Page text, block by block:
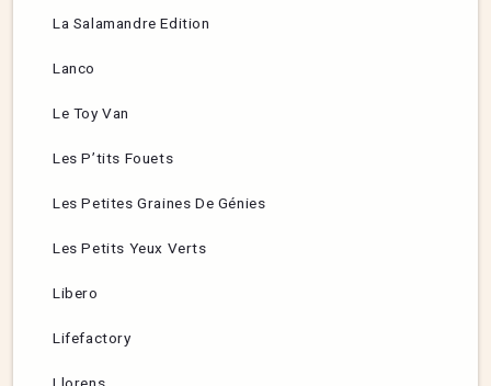
La Salamandre Edition
Lanco
Le Toy Van
Les P’tits Fouets
Les Petites Graines De Génies
Les Petits Yeux Verts
Libero
Lifefactory